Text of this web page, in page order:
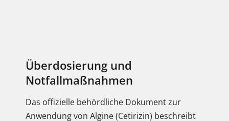
Überdosierung und
Notfallmaßnahmen
Das offizielle behördliche Dokument zur
Anwendung von Algine (Cetirizin) beschreibt